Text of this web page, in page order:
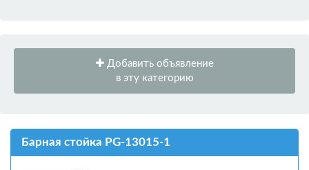
Добавить объявление
в эту категорию
Барная стойка PG-13015-1